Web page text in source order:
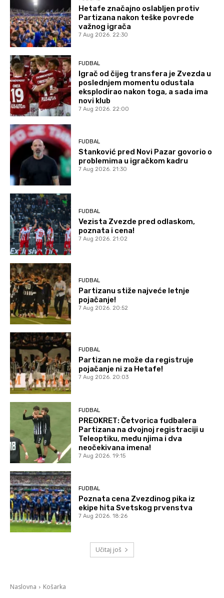
Hetafe značajno oslabljen protiv
Partizana nakon teške povrede
važnog igrača
7 Aug 2026. 22:30
FUDBAL
Igrač od čijeg transfera je Zvezda u
poslednjem momentu odustala
eksplodirao nakon toga, a sada ima
novi klub
7 Aug 2026. 22:00
FUDBAL
Stanković pred Novi Pazar govorio o
problemima u igračkom kadru
7 Aug 2026. 21:30
FUDBAL
Vezista Zvezde pred odlaskom,
poznata i cena!
7 Aug 2026. 21:02
FUDBAL
Partizanu stiže najveće letnje
pojačanje!
7 Aug 2026. 20:52
FUDBAL
Partizan ne može da registruje
pojačanje ni za Hetafe!
7 Aug 2026. 20:03
FUDBAL
PREOKRET: Četvorica fudbalera
Partizana na dvojnoj registraciji u
Teleoptiku, među njima i dva
neočekivana imena!
7 Aug 2026. 19:15
FUDBAL
Poznata cena Zvezdinog pika iz
ekipe hita Svetskog prvenstva
7 Aug 2026. 18:26
Učitaj još